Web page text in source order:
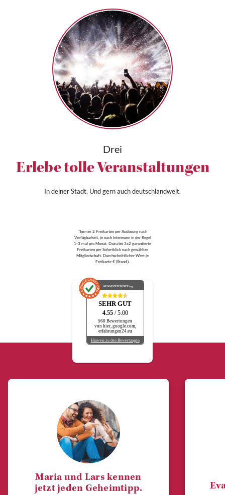
Drei
Erlebe tolle Veranstaltungen
In deiner Stadt. Und gern auch deutschlandweit.
*Immer 2 Freikarten per Auslosung nach
Verfügbarkeit, je nach Interessen in der Regel
1-3 mal pro Monat. Dazu bis 3x2 garantierte
Freikarten per Sofortklick nach gewählter
Mitgliedschaft. Durchschnittlicher Wert je
Freikarte € (Stand ).
AUSGEZEICHNET.org
SEHR GUT
4.55 / 5.00
560 Bewertungen
von hier, google.com,
erfahrungen24.eu
Hinweis zu den Bewertungen
Maria und Lars kennen
jetzt jeden Geheimtipp.